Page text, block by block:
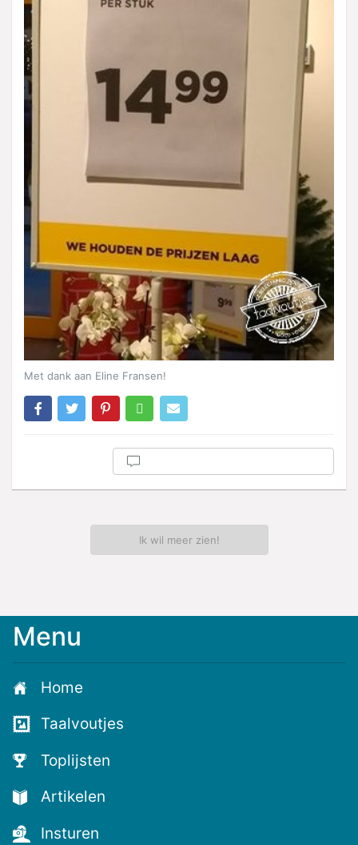
Met dank aan Eline Fransen!
Ik wil meer zien!
Meld
voor
de
nieuwste
voutjes
en
de
voutste
nieuwtjes!
Menu
Home
Taalvoutjes
Toplijsten
Artikelen
Insturen